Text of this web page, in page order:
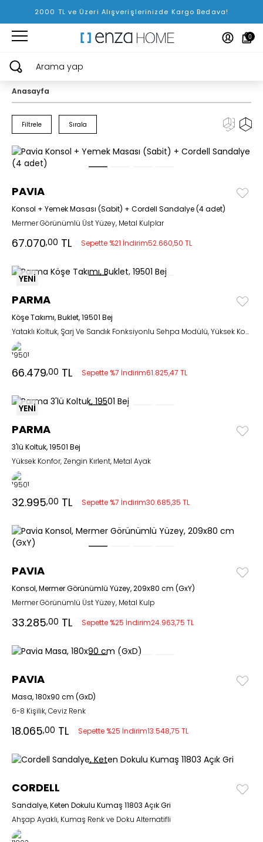
2000 TL ve Üzeri Alışverişlerinizde Kargo Bedava!
0
Arama yap
Anasayfa
Filtrele Sırala
PAVIA
Konsol + Yemek Masası (Sabit) + Cordell Sandalye (4 adet)
Mermer Görünümlü Üst Yüzey, Metal Kulplar
67.070,00 TL Sepette %21 İndirim52.660,50 TL
YENİ
PARMA
Köşe Takımı, Buklet, 19501 Bej
Yataklı Koltuk, Şarj Ve Sandık Fonksiyonlu Sehpa Modülü, Yüksek Konfor
66.479,00 TL Sepette %7 İndirim61.825,47 TL
YENİ
PARMA
3'lü Koltuk, 19501 Bej
Yüksek Konfor, Zengin Kırlent, Metal Ayak
32.995,00 TL Sepette %7 İndirim30.685,35 TL
PAVIA
Konsol, Mermer Görünümlü Yüzey, 209x80 cm (GxY)
Mermer Görünümlü Üst Yüzey, Metal Kulp
33.285,00 TL Sepette %25 İndirim24.963,75 TL
PAVIA
Masa, 180x90 cm (GxD)
6-8 Kişilik, Ceviz Renk
18.065,00 TL Sepette %25 İndirim13.548,75 TL
CORDELL
Sandalye, Keten Dokulu Kumaş 11803 Açık Gri
Ahşap Ayaklı, Kumaş Renk ve Doku Alternatifli